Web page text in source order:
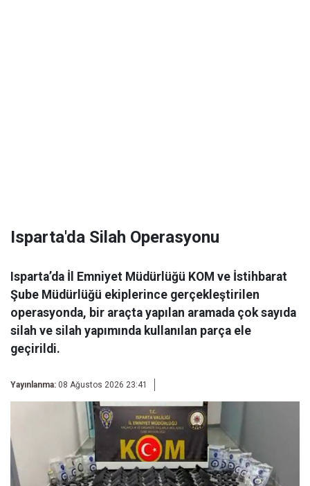
Isparta'da Silah Operasyonu
Isparta’da İl Emniyet Müdürlüğü KOM ve İstihbarat
Şube Müdürlüğü ekiplerince gerçekleştirilen
operasyonda, bir araçta yapılan aramada çok sayıda
silah ve silah yapımında kullanılan parça ele
geçirildi.
Yayınlanma: 08 Ağustos 2026 23:41